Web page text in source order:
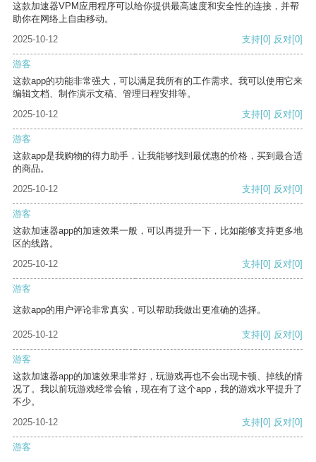
这款加速器VPM应用程序可以给你提供最高速度和安全性的连接，并帮
助你在网络上自由移动。
2025-10-12
支持[0] 反对[0]
游客
这款app的功能非常强大，可以满足我所有的工作需求。我可以使用它来
编辑文档、制作演示文稿、管理日程安排等。
2025-10-12
支持[0] 反对[0]
游客
这款app是我购物的得力助手，让我能够找到最优惠的价格，买到最合适
的商品。
2025-10-12
支持[0] 反对[0]
游客
这款加速器app的加速效果一般，可以再提升一下，比如能够支持更多地
区的线路。
2025-10-12
支持[0] 反对[0]
游客
这款app的用户评论非常真实，可以帮助我做出更准确的选择。
2025-10-12 支持[0] 反对[0]
游客
这款加速器app的加速效果非常好，玩游戏再也不会出现卡顿、掉线的情
况了。我以前玩游戏经常会输，现在有了这个app，我的游戏水平提升了
不少。
2025-10-12
支持[0] 反对[0]
游客